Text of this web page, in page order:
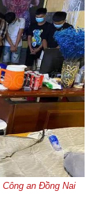
Công an Đồng Nai